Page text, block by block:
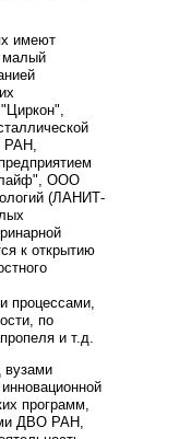
имеют
малый
РАН,
ООО
(ЛАНИТ-
к открытию
процессами,
по
и т.д.
вузами
программ,
ДВО РАН,